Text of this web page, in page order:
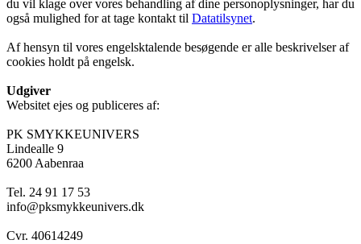
du vil klage over vores behandling af dine personoplysninger, har du
også mulighed for at tage kontakt til Datatilsynet.
Af hensyn til vores engelsktalende besøgende er alle beskrivelser af
cookies holdt på engelsk.
Udgiver
Websitet ejes og publiceres af:
PK SMYKKEUNIVERS
Lindealle 9
6200 Aabenraa
Tel. 24 91 17 53
info@pksmykkeunivers.dk
Cvr. 40614249